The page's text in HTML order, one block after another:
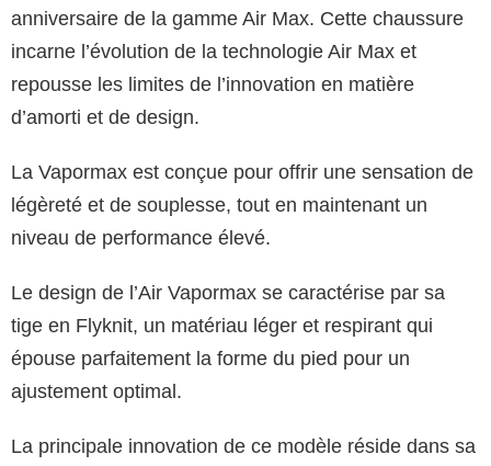
anniversaire de la gamme Air Max. Cette chaussure
incarne l’évolution de la technologie Air Max et
repousse les limites de l’innovation en matière
d’amorti et de design.
La Vapormax est conçue pour offrir une sensation de
légèreté et de souplesse, tout en maintenant un
niveau de performance élevé.
Le design de l’Air Vapormax se caractérise par sa
tige en Flyknit, un matériau léger et respirant qui
épouse parfaitement la forme du pied pour un
ajustement optimal.
La principale innovation de ce modèle réside dans sa